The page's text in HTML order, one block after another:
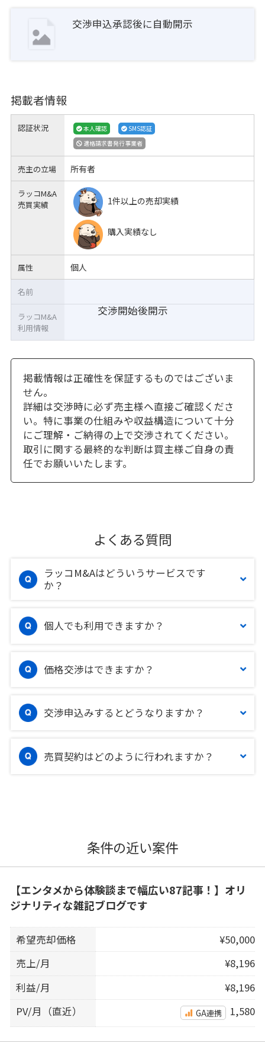
交渉申込承認後に自動開示
掲載者情報
認証状況 本人確認
SMS認証
適格請求書発行事業者
売主の立場 所有者
ラッコM&A
売買実績
1件以上の売却実績
購入実績なし
属性 個人
交渉開始後開示
名前
ラッコM&A
利用情報
掲載情報は正確性を保証するものではございま
せん。
詳細は交渉時に必ず売主様へ直接ご確認くださ
い。特に事業の仕組みや収益構造について十分
にご理解・ご納得の上で交渉されてください。
取引に関する最終的な判断は買主様ご自身の責
任でお願いいたします。
よくある質問
ラッコM&Aはどういうサービスです
か？
個人でも利用できますか？
価格交渉はできますか？
交渉申込みするとどうなりますか？
売買契約はどのように行われますか？
条件の近い案件
【エンタメから体験談まで幅広い87記事！】オリ
ジナリティな雑記ブログです
希望売却価格
¥50,000
売上/月
¥8,196
利益/月
¥8,196
PV/月（直近）
GA連携 1,580